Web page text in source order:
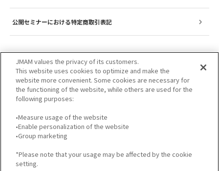
公開セミナーにおける特定商取引表記
サイトのご利用について
JMAM values the privacy of its customers.
This website uses cookies to optimize and make the
website more convenient. Some cookies are necessary for
the functioning of the website, while others are used for the
following purposes:
•Measure usage of the website
•Enable personalization of the website
•Group marketing
*Please note that your usage may be affected by the cookie
setting.